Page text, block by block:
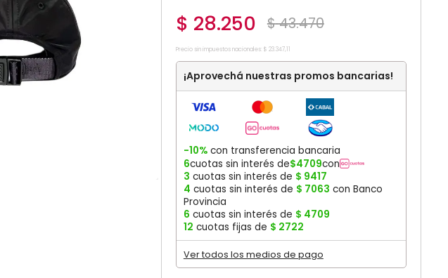
$ 28.250 $43.470
Precio sin impuestos nacionales: $ 23.347,11
¡Aprovechá nuestras promos bancarias!
-10%con transferencia bancaria
6cuotas sin interés de$4709con
3 cuotas sin interés de $ 9417
4 cuotas sin interés de $ 7063 con Banco
Provincia
6 cuotas sin interés de $ 4709
12 cuotas fijas de $ 2722
Ver todos los medios de pago